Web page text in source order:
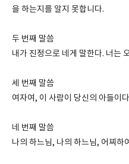
을 하는지를 알지 못합니다.
두 번째 말씀
내가 진정으로 네게 말한다. 너는
세 번째 말씀
여자여, 이 사람이 당신의 아들이
네 번째 말씀
나의 하느님, 나의 하느님, 어찌하